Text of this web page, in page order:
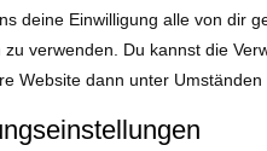
deine Einwilligung alle von dir
verwenden. Du kannst die
Website dann unter Umständen